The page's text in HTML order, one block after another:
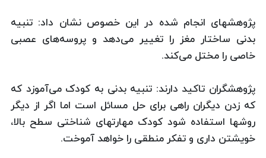
پژوهشهای انجام شده در این خصوص نشان داد: تنبیه
بدنی ساختار مغز را تغییر می‌دهد و پروسه‌های عصبی
خاصی را مختل می‌کند.
پژوهشگران تاکید دارند: تنبیه بدنی به کودک می‌آموزد که
که زدن دیگران راهی برای حل مسائل است اما اگر از دیگر
روشها استفاده شود کودک مهارتهای شناختی سطح بالا،
خویشتن داری و تفکر منطقی را خواهد آموخت.